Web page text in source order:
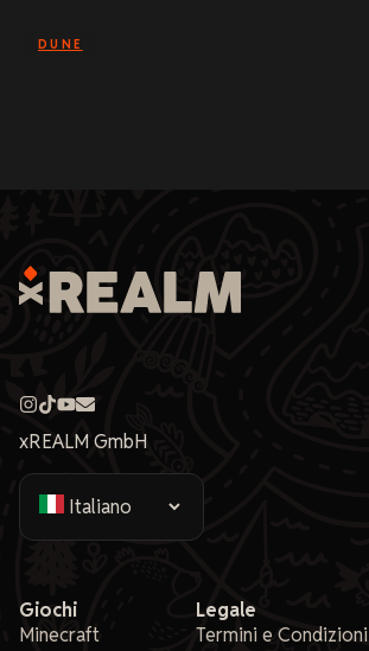
DUNE
xREALM GmbH
Giochi
Minecraft
Legale
Termini e Condizioni